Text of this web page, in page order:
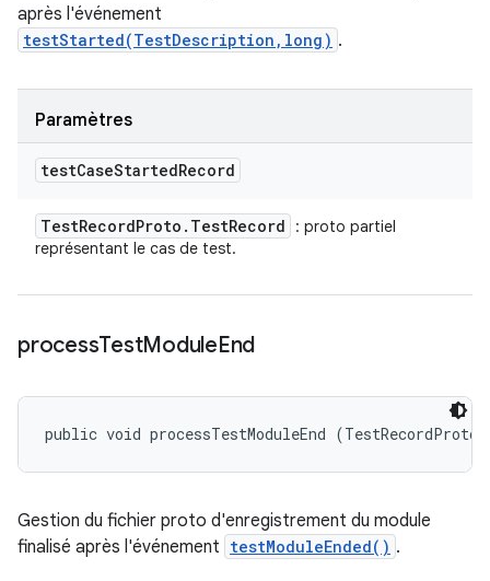
après l'événement
testStarted(TestDescription,long) .
Paramètres
testCaseStartedRecord
TestRecordProto . TestRecord
: proto partiel
représentant le cas de test.
processTestModuleEnd
public void processTestModuleEnd
Gestion du fichier proto d'enregistrement du module
finalisé après l'événement testModuleEnded() .